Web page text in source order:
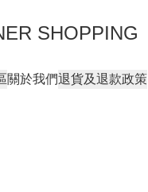
SHOPPING
關於我們退貨及退款政策